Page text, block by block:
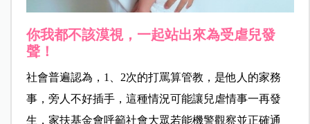
你我都不該漠視，一起站出來為受虐兒發
聲！
社會普遍認為，1、2次的打罵算管教，是他人的家務
事，旁人不好插手，這種情況可能讓兒虐情事一再發
生，家扶基金會呼籲社會大眾若能機警觀察並正確通